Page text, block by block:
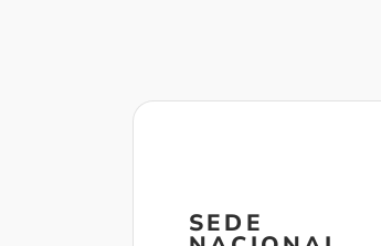
SEDE